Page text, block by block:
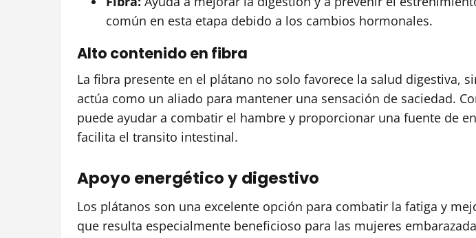
común en esta etapa debido a los cambios hormonales.
Alto contenido en fibra
La fibra presente en el plátano no solo favorece la salud digestiva,
actúa como un aliado para mantener una sensación de saciedad.
puede ayudar a combatir el hambre y proporcionar una fuente de
facilita el transito intestinal.
Apoyo energético y digestivo
Los plátanos son una excelente opción para combatir la fatiga y
que resulta especialmente beneficioso para las mujeres